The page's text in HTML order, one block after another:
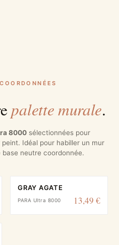
palette murale.
8000 sélectionnées pour
Idéal pour habiller un mur
neutre coordonnée.
GRAY AGATE
PARA Ultra 8000 13,49 €